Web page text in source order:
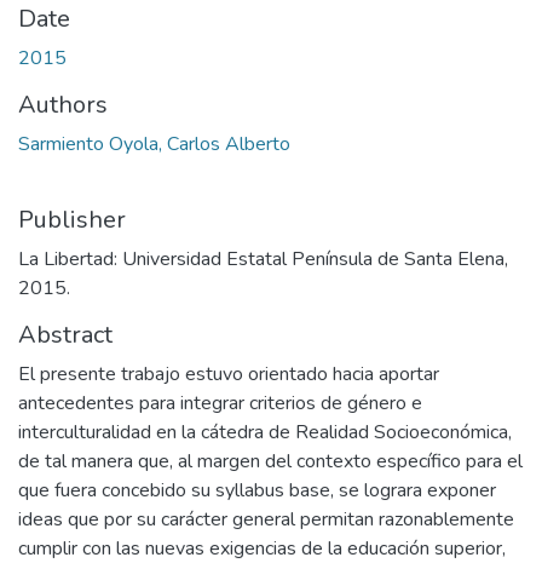
Date
2015
Authors
Sarmiento Oyola, Carlos Alberto
Publisher
La Libertad: Universidad Estatal Península de Santa Elena,
2015.
Abstract
El presente trabajo estuvo orientado hacia aportar
antecedentes para integrar criterios de género e
interculturalidad en la cátedra de Realidad Socioeconómica,
de tal manera que, al margen del contexto específico para el
que fuera concebido su syllabus base, se lograra exponer
ideas que por su carácter general permitan razonablemente
cumplir con las nuevas exigencias de la educación superior,